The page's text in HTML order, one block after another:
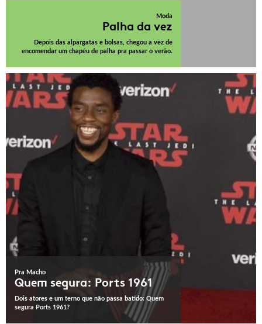
Moda
Palha da vez
Depois das alpargatas e bolsas, chegou a vez de
encomendar um chapéu de palha pra passar o verão.
Pra Macho
Quem segura: Ports 1961
Dois atores e um terno que não passa batido: Quem
segura Ports 1961?